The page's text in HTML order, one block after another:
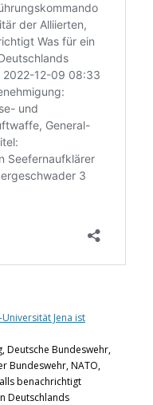
Jena ist
Deutsche Bundeswehr,
Bundeswehr, NATO,
benachrichtigt
Deutschlands